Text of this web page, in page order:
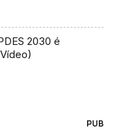
2030 é
PUB